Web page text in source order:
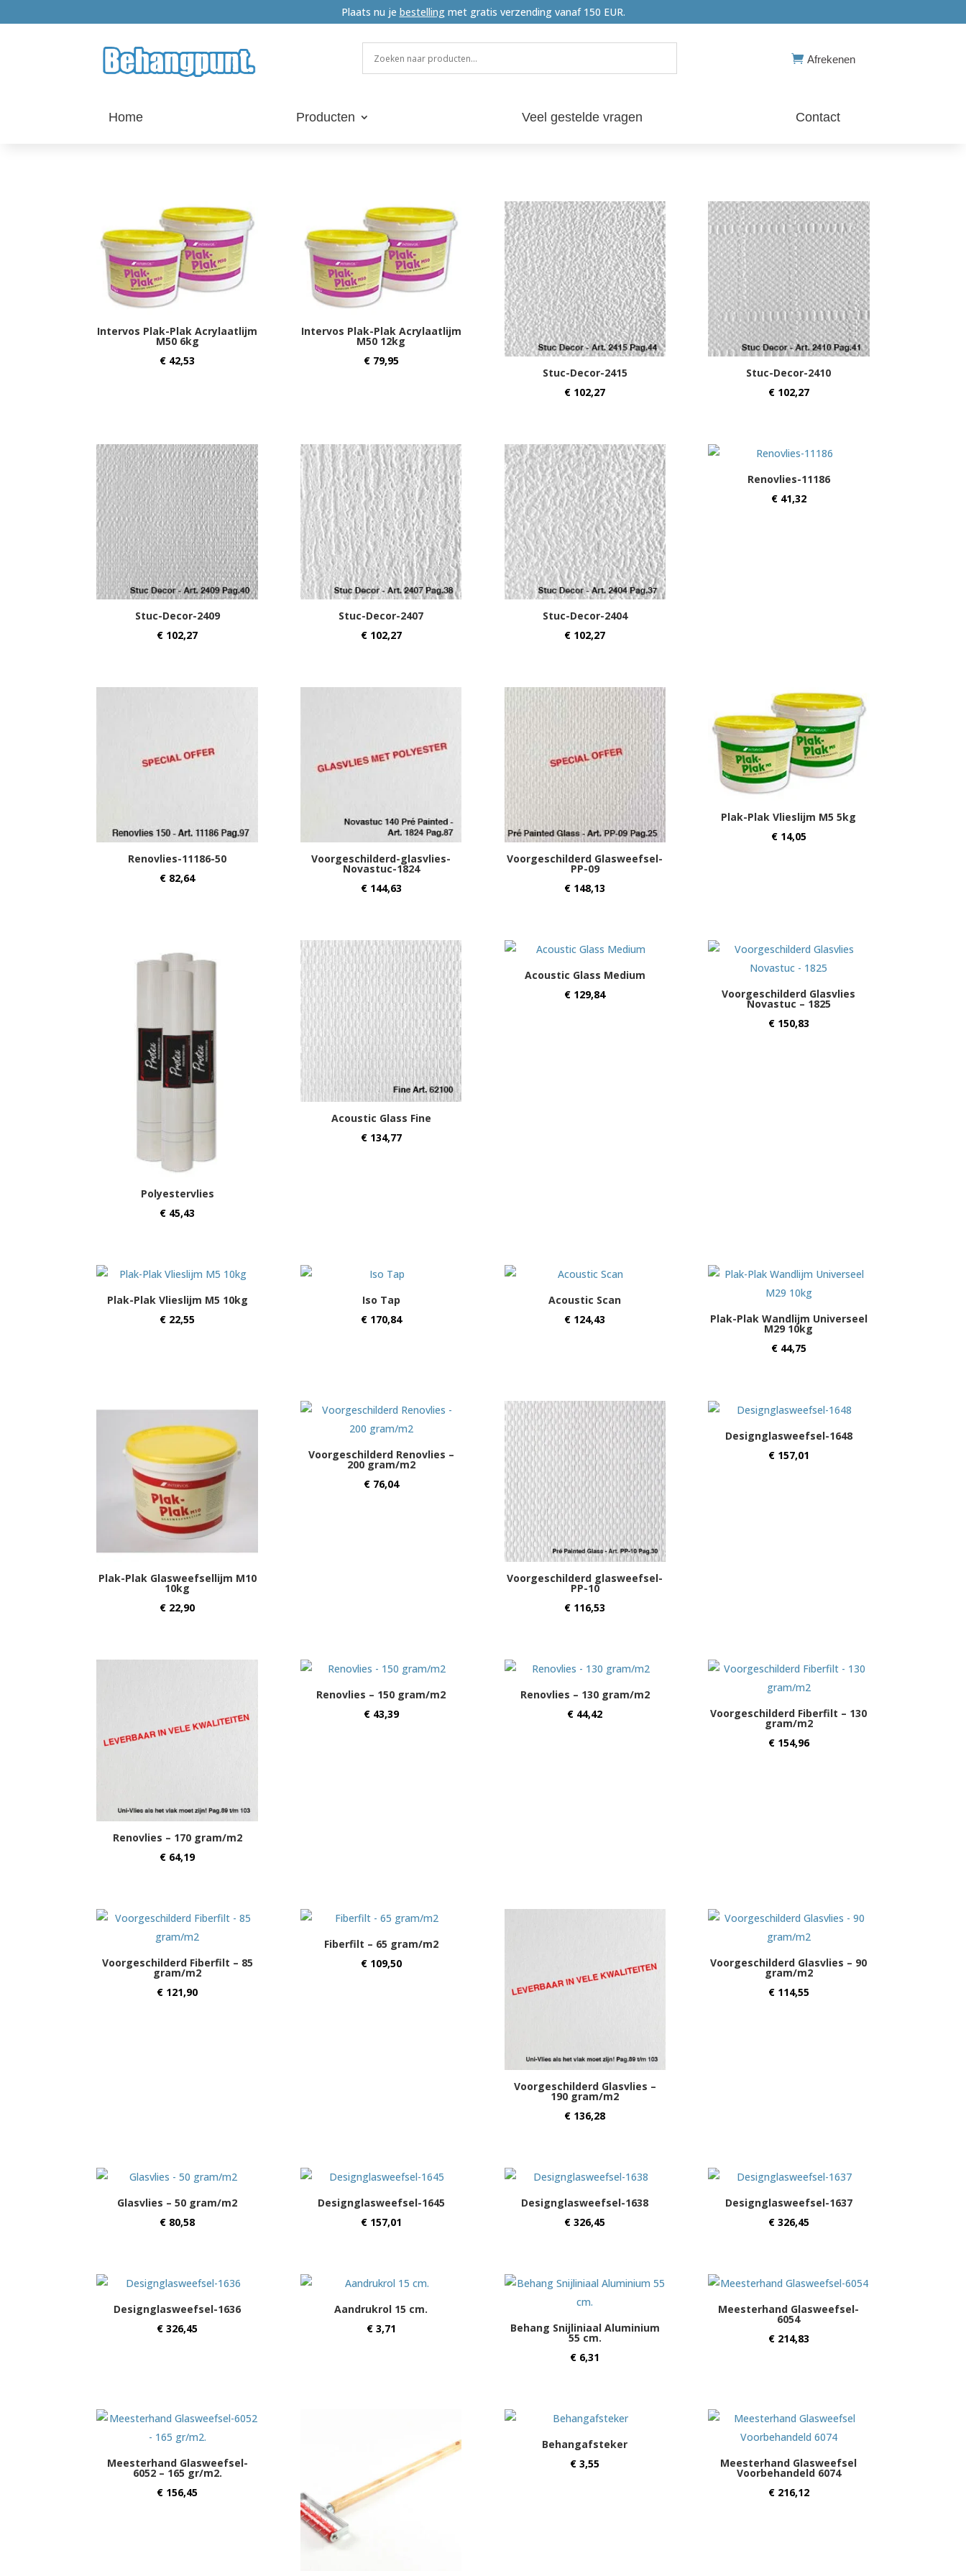
Plaats nu je bestelling met gratis verzending vanaf 150 EUR.
 Afrekenen
Home Producten Veel gestelde vragen Contact
Intervos Plak-Plak Acrylaatlijm
M50 6kg
€ 42,53
Intervos Plak-Plak Acrylaatlijm
M50 12kg
€79,95
Stuc-Decor-2415
€ 102,27
Stuc-Decor-2410
€102,27
Stuc-Decor-2409
€ 102,27
Stuc-Decor-2407
€102,27
Stuc-Decor-2404
€ 102,27
Renovlies-11186
€41,32
Renovlies-11186-50
€ 82,64
Voorgeschilderd-glasvlies-
Novastuc-1824
€144,63
Voorgeschilderd Glasweefsel-
PP-09
€ 148,13
Plak-Plak Vlieslijm M5 5kg
€14,05
Polyestervlies
€ 45,43
Acoustic Glass Fine
€134,77
Acoustic Glass Medium
€ 129,84 Voorgeschilderd Glasvlies
Novastuc – 1825
€150,83
Plak-Plak Vlieslijm M5 10kg
€ 22,55
Iso Tap
€170,84
Acoustic Scan
€ 124,43 Plak-Plak Wandlijm Universeel
M29 10kg
€44,75
Plak-Plak Glasweefsellijm M10
10kg
€ 22,90
Voorgeschilderd Renovlies –
200 gram/m2
€76,04
Voorgeschilderd glasweefsel-
PP-10
€ 116,53
Designglasweefsel-1648
€157,01
Renovlies – 170 gram/m2
€ 64,19
Renovlies – 150 gram/m2
€43,39
Renovlies – 130 gram/m2
€ 44,42 Voorgeschilderd Fiberfilt – 130
gram/m2
€154,96
Voorgeschilderd Fiberfilt – 85
gram/m2
€ 121,90
Fiberfilt – 65 gram/m2
€109,50
Voorgeschilderd Glasvlies –
190 gram/m2
€ 136,28
Voorgeschilderd Glasvlies – 90
gram/m2
€114,55
Glasvlies – 50 gram/m2
€ 80,58
Designglasweefsel-1645
€157,01
Designglasweefsel-1638
€ 326,45
Designglasweefsel-1637
€326,45
Designglasweefsel-1636
€ 326,45
Aandrukrol 15 cm.
€3,71 Behang Snijliniaal Aluminium
55 cm.
€ 6,31
Meesterhand Glasweefsel-
6054
€214,83
Meesterhand Glasweefsel-
6052 – 165 gr/m2.
€ 156,45
Behangafsteker
€ 3,55 Meesterhand Glasweefsel
Voorbehandeld 6074
€216,12